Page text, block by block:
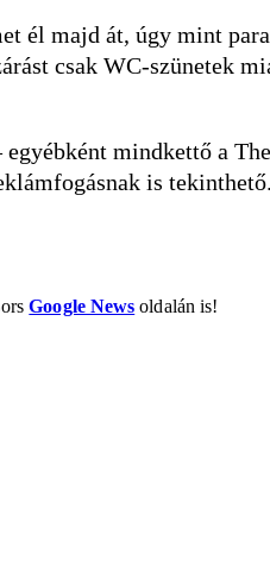
él majd át, úgy mint
csak WC-szünetek
egyébként mindkettő a
is tekinthető.
Google News oldalán is!